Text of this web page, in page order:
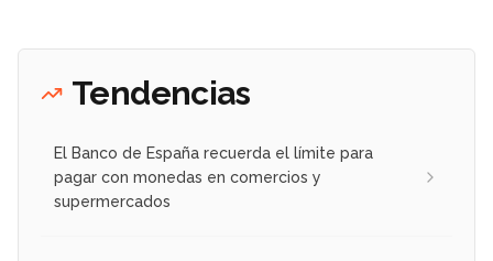
Tendencias
El Banco de España recuerda el límite para
pagar con monedas en comercios y
supermercados